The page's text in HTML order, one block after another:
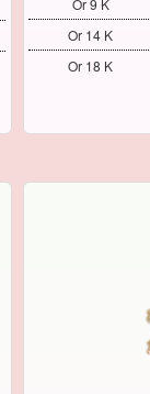
Or 9 K
Or 14 K
Or 18 K